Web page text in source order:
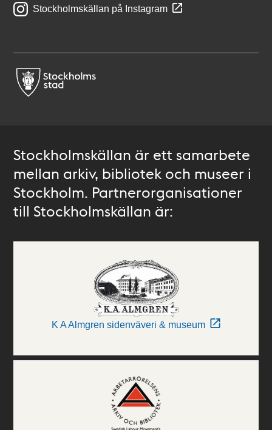
Stockholmskällan på Instagram
Stockholmskällan är ett samarbete
mellan arkiv, bibliotek och museer i
Stockholm. Partnerorganisationer
till Stockholmskällan är:
K A Almgren sidenväveri & museum